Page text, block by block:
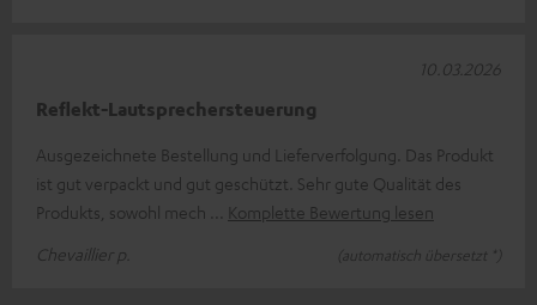
Reflekt-Lautsprechersteuerung
Ausgezeichnete Bestellung und Lieferverfolgung. Das Produkt
ist gut verpackt und gut geschützt. Sehr gute Qualität des
Produkts, sowohl mech
Komplette Bewertung lesen
Chevaillier p.
(automatisch übersetzt *)
10.03.2026